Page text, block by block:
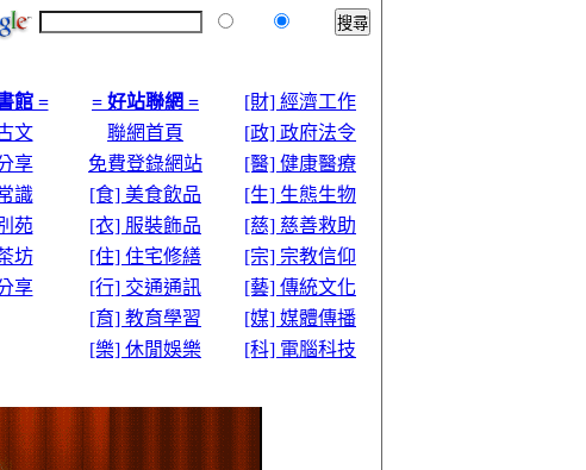
館 = = 好站聯網 =
[財] 經濟工作
文 聯網首頁
[政] 政府法令
享 免費登錄網站
[醫] 健康醫療
識 [食] 美食飲品
[生] 生態生物
苑 [衣] 服裝飾品
[慈] 慈善救助
坊 [住] 住宅修繕
[宗] 宗教信仰
享 [行] 交通通訊
[藝] 傳統文化
[育] 教育學習
[媒] 媒體傳播
[樂] 休閒娛樂
[科] 電腦科技